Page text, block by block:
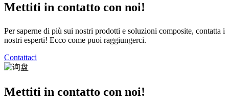
Mettiti in contatto con noi!
Per saperne di più sui nostri prodotti e soluzioni composite, contatta i
nostri esperti! Ecco come puoi raggiungerci.
Contattaci
Mettiti in contatto con noi!